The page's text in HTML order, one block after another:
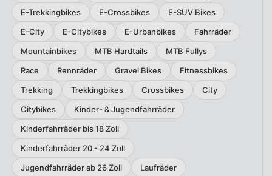
E-Trekkingbikes
E-Crossbikes
E-SUV Bikes
E-City
E-Citybikes E-Urbanbikes
Fahrräder
Mountainbikes
MTB Hardtails
MTB Fullys
Race
Rennräder Gravel Bikes
Fitnessbikes
Trekking
Trekkingbikes Crossbikes
City
Citybikes
Kinder- & Jugendfahrräder
Kinderfahrräder bis 18 Zoll
Kinderfahrräder 20 - 24 Zoll
Jugendfahrräder ab 26 Zoll
Laufräder